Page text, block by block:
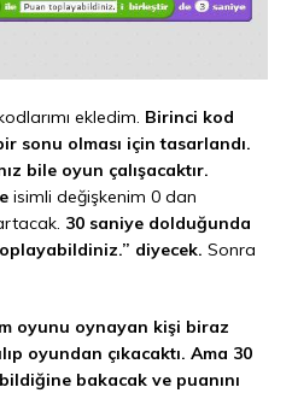
ekledim. Birinci kod
sonu olması için tasarlandı.
bile oyun çalışacaktır.
isimli değişkenim 0 dan
30 saniye dolduğunda
diyecek. Sonra
oyunu oynayan kişi biraz
oyundan çıkacaktı. Ama 30
bakacak ve puanını